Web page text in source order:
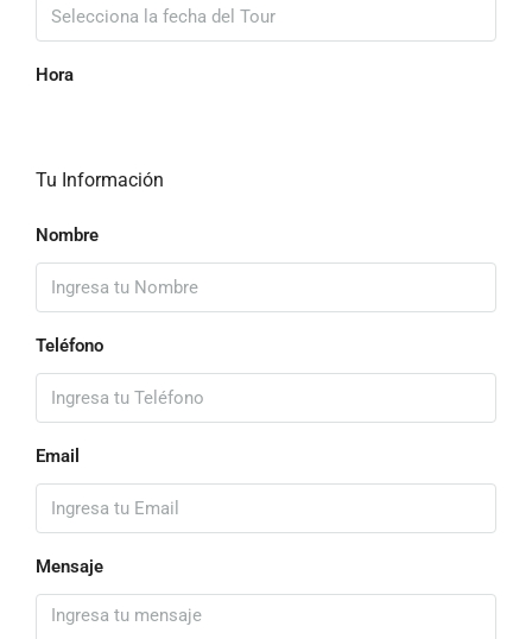
Hora
Tu Información
Nombre
Teléfono
Email
Mensaje